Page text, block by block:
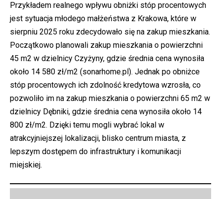
Przykładem realnego wpływu obniżki stóp procentowych
jest sytuacja młodego małżeństwa z Krakowa, które w
sierpniu 2025 roku zdecydowało się na zakup mieszkania.
Początkowo planowali zakup mieszkania o powierzchni
45 m2 w dzielnicy Czyżyny, gdzie średnia cena wynosiła
około 14 580 zł/m2 (sonarhome.pl). Jednak po obniżce
stóp procentowych ich zdolność kredytowa wzrosła, co
pozwoliło im na zakup mieszkania o powierzchni 65 m2 w
dzielnicy Dębniki, gdzie średnia cena wynosiła około 14
800 zł/m2. Dzięki temu mogli wybrać lokal w
atrakcyjniejszej lokalizacji, blisko centrum miasta, z
lepszym dostępem do infrastruktury i komunikacji
miejskiej.